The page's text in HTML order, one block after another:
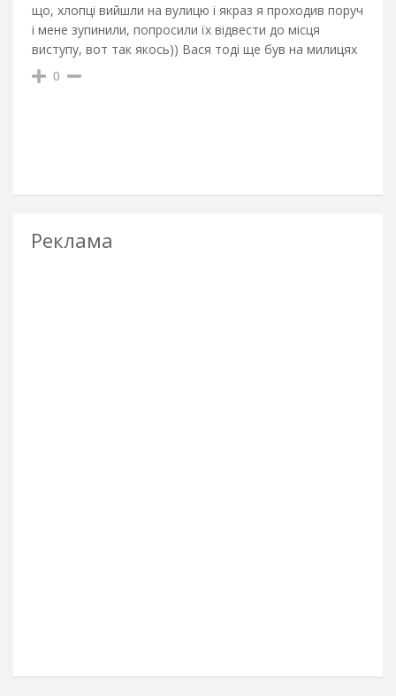
що, хлопці вийшли на вулицю і якраз я проходив поруч
і мене зупинили, попросили їх відвести до місця
виступу, вот так якось)) Вася тоді ще був на милицях
0
Реклама